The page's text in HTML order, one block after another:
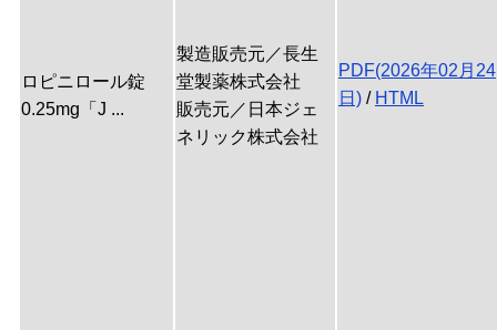
ロピニロール錠
0.25mg「J ...
製造販売元／長生
堂製薬株式会社
販売元／日本ジェ
ネリック株式会社
PDF(2026年02月24
日) / HTML